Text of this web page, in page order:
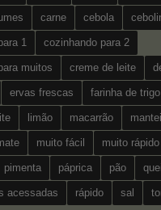
carne cebola
1 cozinhando para 2
muitos creme de leite
ervas frescas farinha de trigo
limão macarrão
muito fácil muito rápido
pimenta páprica pão
acessadas rápido sal